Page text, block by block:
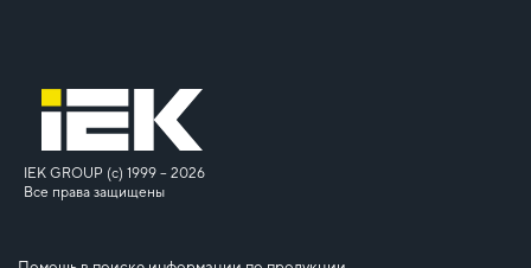
IEK GROUP (c) 1999 – 2026
Все права защищены